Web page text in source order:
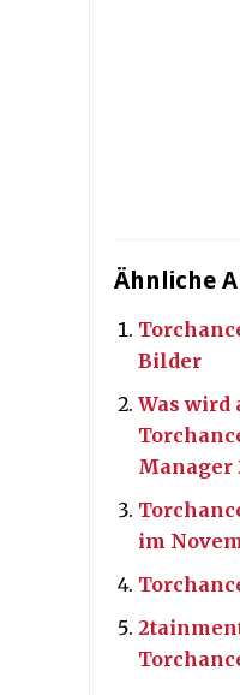
Ähnliche
Bilder
Was wird
Manager
im